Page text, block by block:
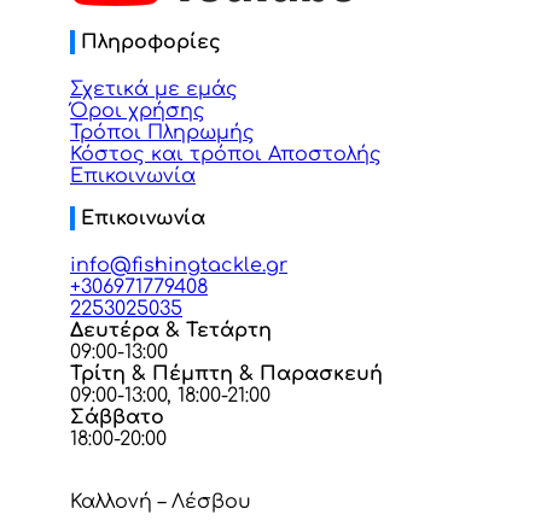
Πληροφορίες
Σχετικά με εμάς
Όροι χρήσης
Τρόποι Πληρωμής
Κόστος και τρόποι Αποστολής
Επικοινωνία
Επικοινωνία
info@fishingtackle.gr
+306971779408
2253025035
Δευτέρα & Τετάρτη
09:00-13:00
Τρίτη & Πέμπτη & Παρασκευή
09:00-13:00, 18:00-21:00
Σάββατο
18:00-20:00
Καλλονή – Λέσβου